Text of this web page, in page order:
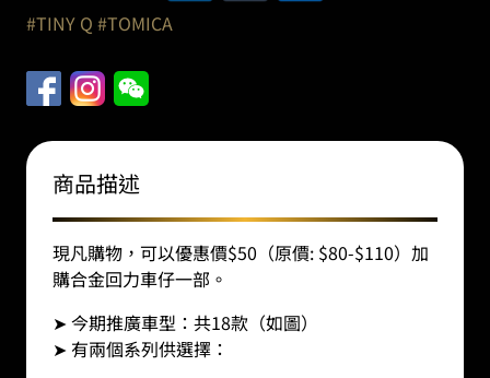
合
回
力
仔
｜
#TINY Q #TOMICA
商品描述
現凡購物，可以優惠價$50（原價: $80-$110）加
購合金回力車仔一部。
➤ 今期推廣車型：共18款（如圖）
➤ 有兩個系列供選擇：